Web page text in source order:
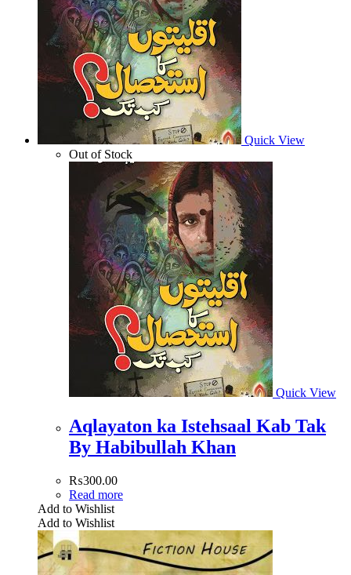
Quick View
Out of Stock
Quick View
Aqlayaton ka Istehsaal Kab Tak
By Habibullah Khan
₨300.00
Read more
Add to Wishlist
Add to Wishlist